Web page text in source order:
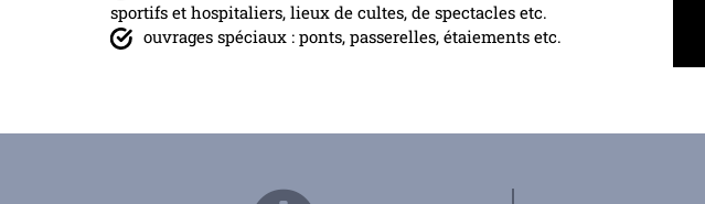
sportifs et hospitaliers, lieux de cultes, de spectacles etc.
ouvrages spéciaux : ponts, passerelles, étaiements etc.